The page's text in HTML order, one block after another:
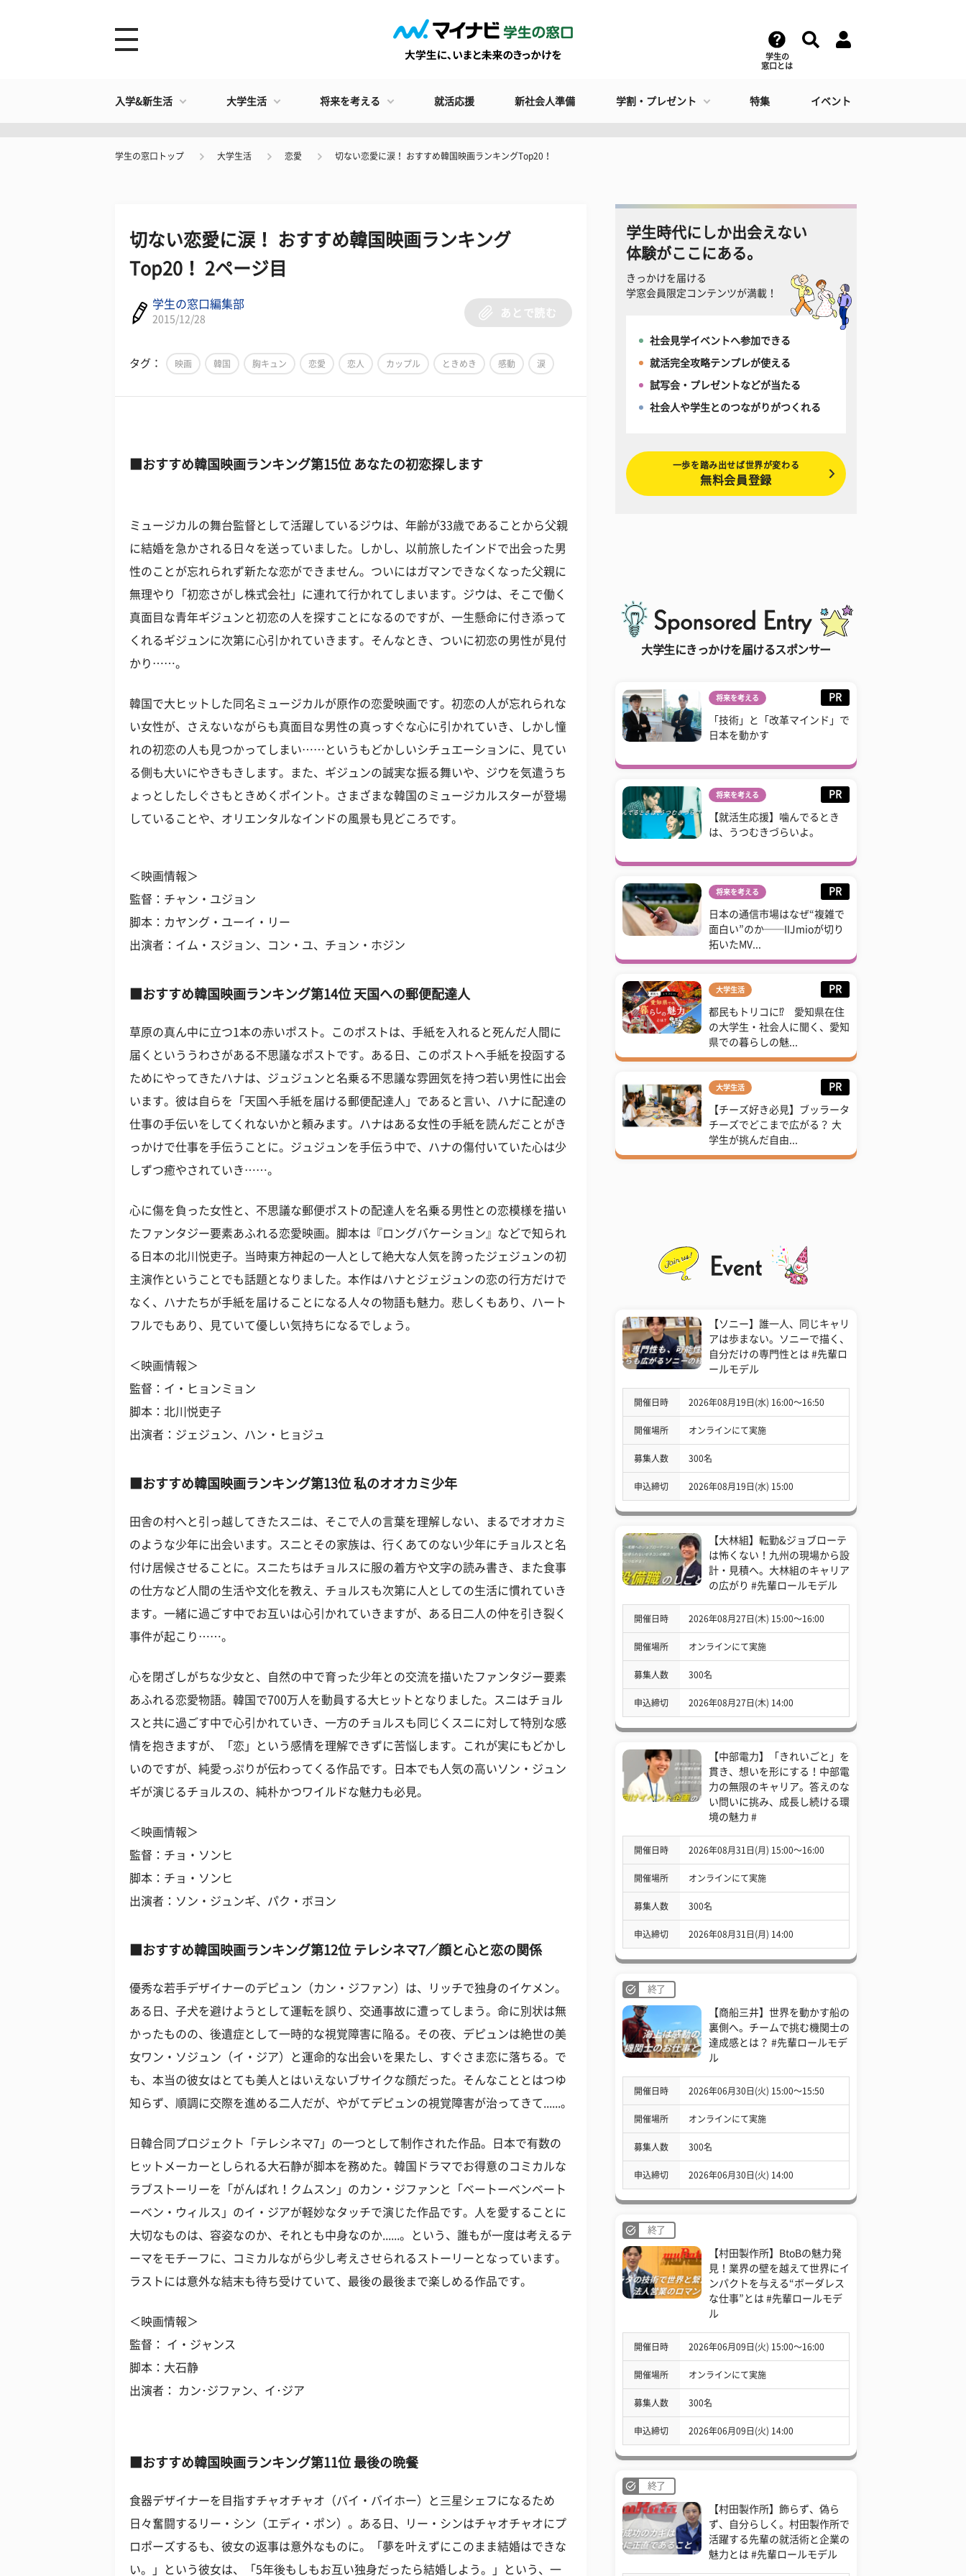
学生の
窓口とは
入学&新生活 大学生活 将来を考える 就活応援 新社会人準備 学割・プレゼント 特集 イベント
学生の窓口トップ 大学生活 恋愛 切ない恋愛に涙！ おすすめ韓国映画ランキングTop20！
切ない恋愛に涙！ おすすめ韓国映画ランキング
Top20！ 2ページ目
学生の窓口編集部
2015/12/28
あとで読む
タグ： 映画 韓国 胸キュン 恋愛 恋人 カップル ときめき 感動 涙
■おすすめ韓国映画ランキング第15位 あなたの初恋探します
ミュージカルの舞台監督として活躍しているジウは、年齢が33歳であることから父親
に結婚を急かされる日々を送っていました。しかし、以前旅したインドで出会った男
性のことが忘れられず新たな恋ができません。ついにはガマンできなくなった父親に
無理やり「初恋さがし株式会社」に連れて行かれてしまいます。ジウは、そこで働く
真面目な青年ギジュンと初恋の人を探すことになるのですが、一生懸命に付き添って
くれるギジュンに次第に心引かれていきます。そんなとき、ついに初恋の男性が見付
かり……。
韓国で大ヒットした同名ミュージカルが原作の恋愛映画です。初恋の人が忘れられな
い女性が、さえないながらも真面目な男性の真っすぐな心に引かれていき、しかし憧
れの初恋の人も見つかってしまい……というもどかしいシチュエーションに、見てい
る側も大いにやきもきします。また、ギジュンの誠実な振る舞いや、ジウを気遣うち
ょっとしたしぐさもときめくポイント。さまざまな韓国のミュージカルスターが登場
していることや、オリエンタルなインドの風景も見どころです。
＜映画情報＞
監督：チャン・ユジョン
脚本：カヤング・ユーイ・リー
出演者：イム・スジョン、コン・ユ、チョン・ホジン
■おすすめ韓国映画ランキング第14位 天国への郵便配達人
草原の真ん中に立つ1本の赤いポスト。このポストは、手紙を入れると死んだ人間に
届くといううわさがある不思議なポストです。ある日、このポストへ手紙を投函する
ためにやってきたハナは、ジュジュンと名乗る不思議な雰囲気を持つ若い男性に出会
います。彼は自らを「天国へ手紙を届ける郵便配達人」であると言い、ハナに配達の
仕事の手伝いをしてくれないかと頼みます。ハナはある女性の手紙を読んだことがき
っかけで仕事を手伝うことに。ジュジュンを手伝う中で、ハナの傷付いていた心は少
しずつ癒やされていき……。
心に傷を負った女性と、不思議な郵便ポストの配達人を名乗る男性との恋模様を描い
たファンタジー要素あふれる恋愛映画。脚本は『ロングバケーション』などで知られ
る日本の北川悦吏子。当時東方神起の一人として絶大な人気を誇ったジェジュンの初
主演作ということでも話題となりました。本作はハナとジェジュンの恋の行方だけで
なく、ハナたちが手紙を届けることになる人々の物語も魅力。悲しくもあり、ハート
フルでもあり、見ていて優しい気持ちになるでしょう。
＜映画情報＞
監督：イ・ヒョンミョン
脚本：北川悦吏子
出演者：ジェジュン、ハン・ヒョジュ
■おすすめ韓国映画ランキング第13位 私のオオカミ少年
田舎の村へと引っ越してきたスニは、そこで人の言葉を理解しない、まるでオオカミ
のような少年に出会います。スニとその家族は、行くあてのない少年にチョルスと名
付け居候させることに。スニたちはチョルスに服の着方や文字の読み書き、また食事
の仕方など人間の生活や文化を教え、チョルスも次第に人としての生活に慣れていき
ます。一緒に過ごす中でお互いは心引かれていきますが、ある日二人の仲を引き裂く
事件が起こり……。
心を閉ざしがちな少女と、自然の中で育った少年との交流を描いたファンタジー要素
あふれる恋愛物語。韓国で700万人を動員する大ヒットとなりました。スニはチョル
スと共に過ごす中で心引かれていき、一方のチョルスも同じくスニに対して特別な感
情を抱きますが、「恋」という感情を理解できずに苦悩します。これが実にもどかし
いのですが、純愛っぷりが伝わってくる作品です。日本でも人気の高いソン・ジュン
ギが演じるチョルスの、純朴かつワイルドな魅力も必見。
＜映画情報＞
監督：チョ・ソンヒ
脚本：チョ・ソンヒ
出演者：ソン・ジュンギ、パク・ボヨン
おすすめ韓国映画ランキング第12位 テレシネマ7／顔と心と恋の関係
優秀な若手デザイナーのデピュン（カン・ジファン）は、リッチで独身のイケメン。
ある日、子犬を避けようとして運転を誤り、交通事故に遭ってしまう。命に別状は無
かったものの、後遺症として一時的な視覚障害に陥る。その夜、デピュンは絶世の美
女ワン・ソジュン（イ・ジア）と運命的な出会いを果たし、すぐさま恋に落ちる。で
も、本当の彼女はとても美人とはいえないブサイクな顔だった。そんなこととはつゆ
知らず、順調に交際を進める二人だが、やがてデピュンの視覚障害が治ってきて......。
日韓合同プロジェクト「テレシネマ7」の一つとして制作された作品。日本で有数の
ヒットメーカーとしられる大石静が脚本を務めた。韓国ドラマでお得意のコミカルな
ラブストーリーを「がんばれ！クムスン」のカン・ジファンと「ベートーベンベート
ーベン・ウィルス」のイ・ジアが軽妙なタッチで演じた作品です。人を愛することに
大切なものは、容姿なのか、それとも中身なのか......。という、誰もが一度は考えるテ
ーマをモチーフに、コミカルながら少し考えさせられるストーリーとなっています。
ラストには意外な結末も待ち受けていて、最後の最後まで楽しめる作品です。
＜映画情報＞
監督： イ・ジャンス
脚本：大石静
出演者： カン･ジファン、イ･ジア
おすすめ韓国映画ランキング第11位 最後の晩餐
食器デザイナーを目指すチャオチャオ（バイ・バイホー）と三星シェフになるため
日々奮闘するリー・シン（エディ・ポン）。ある日、リー・シンはチャオチャオにプ
ロポーズするも、彼女の返事は意外なものに。「夢を叶えずにこのまま結婚はできな
い。」という彼女は、「5年後もしもお互い独身だったら結婚しよう。」という、一
学生時代にしか出会えない
体験がここにある。
きっかけを届ける
学窓会員限定コンテンツが満載！
社会見学イベントへ参加できる
就活完全攻略テンプレが使える
試写会・プレゼントなどが当たる
社会人や学生とのつながりがつくれる
一歩を踏み出せば世界が変わる
無料会員登録
大学生にきっかけを届けるスポンサー
将来を考える PR
「技術」と「改革マインド」で
日本を動かす
将来を考える PR
【就活生応援】噛んでるとき
は、うつむきづらいよ。
将来を考える PR
日本の通信市場はなぜ“複雑で
面白い”のか──IIJmioが切り
拓いたMV...
大学生活 PR
都民もトリコに⁉ 愛知県在住
の大学生・社会人に聞く、愛知
県での暮らしの魅...
大学生活 PR
【チーズ好き必見】ブッラータ
チーズでどこまで広がる？ 大
学生が挑んだ自由...
【ソニー】誰一人、同じキャリ
アは歩まない。ソニーで描く、
自分だけの専門性とは #先輩ロ
ールモデル
開催日時 2026年08月19日(水) 16:00〜16:50
開催場所 オンラインにて実施
募集人数 300名
申込締切 2026年08月19日(水) 15:00
【大林組】転勤&ジョブローテ
は怖くない！九州の現場から設
計・見積へ。大林組のキャリア
の広がり #先輩ロールモデル
開催日時 2026年08月27日(木) 15:00〜16:00
開催場所 オンラインにて実施
募集人数 300名
申込締切 2026年08月27日(木) 14:00
【中部電力】「きれいごと」を
貫き、想いを形にする！中部電
力の無限のキャリア。答えのな
い問いに挑み、成長し続ける環
境の魅力 #
開催日時 2026年08月31日(月) 15:00〜16:00
開催場所 オンラインにて実施
募集人数 300名
申込締切 2026年08月31日(月) 14:00
終了
【商船三井】世界を動かす船の
裏側へ。チームで挑む機関士の
達成感とは？ #先輩ロールモデ
ル
開催日時 2026年06月30日(火) 15:00〜15:50
開催場所 オンラインにて実施
募集人数 300名
申込締切 2026年06月30日(火) 14:00
終了
【村田製作所】BtoBの魅力発
見！業界の壁を越えて世界にイ
ンパクトを与える“ボーダレス
な仕事”とは #先輩ロールモデ
ル
開催日時 2026年06月09日(火) 15:00〜16:00
開催場所 オンラインにて実施
募集人数 300名
申込締切 2026年06月09日(火) 14:00
終了
【村田製作所】飾らず、偽ら
ず、自分らしく。村田製作所で
活躍する先輩の就活術と企業の
魅力とは #先輩ロールモデル